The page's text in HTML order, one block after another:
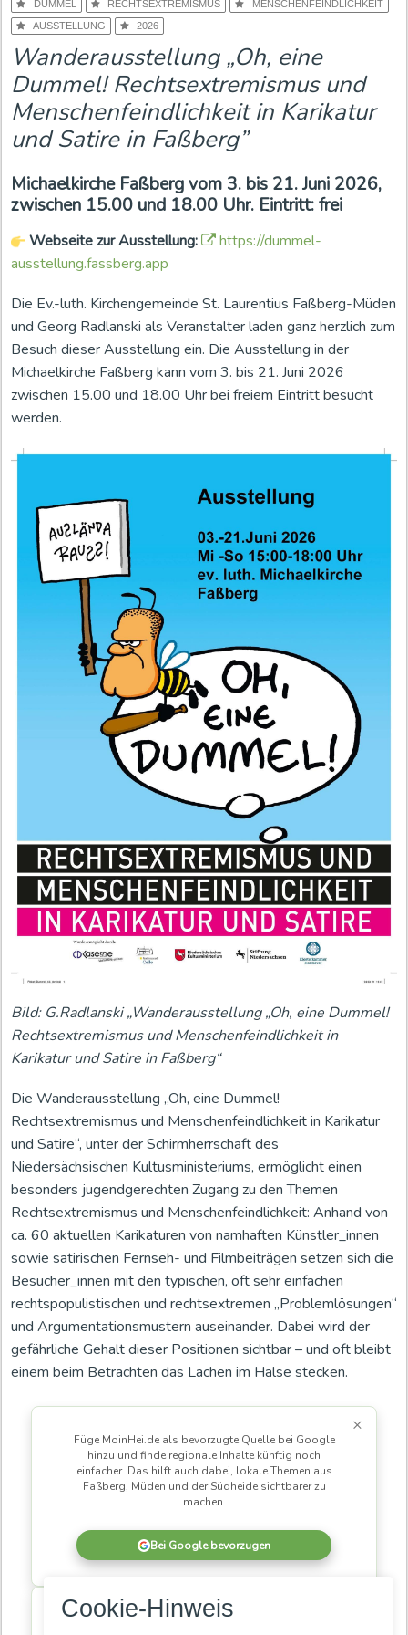
Cookie-Hinweis
DUMMEL RECHTSEXTREMISMUS
MENSCHENFEINDLICHKEIT
AUSSTELLUNG
2026
Wanderausstellung „Oh, eine
Dummel! Rechtsextremismus und
Menschenfeindlichkeit in Karikatur
und Satire in Faßberg”
Michaelkirche Faßberg vom 3. bis 21. Juni 2026,
zwischen 15.00 und 18.00 Uhr. Eintritt: frei
Webseite zur Ausstellung:
https://dummel-
ausstellung.fassberg.app
Die Ev.-luth. Kirchengemeinde St. Laurentius Faßberg-Müden
und Georg Radlanski als Veranstalter laden ganz herzlich zum
Besuch dieser Ausstellung ein. Die Ausstellung in der
Michaelkirche Faßberg kann vom 3. bis 21. Juni 2026
zwischen 15.00 und 18.00 Uhr bei freiem Eintritt besucht
werden.
Bild: G.Radlanski „Wanderausstellung „Oh, eine Dummel!
Rechtsextremismus und Menschenfeindlichkeit in
Karikatur und Satire in Faßberg“
Die Wanderausstellung „Oh, eine Dummel!
Rechtsextremismus und Menschenfeindlichkeit in Karikatur
und Satire“, unter der Schirmherrschaft des
Niedersächsischen Kultusministeriums, ermöglicht einen
besonders jugendgerechten Zugang zu den Themen
Rechtsextremismus und Menschenfeindlichkeit: Anhand von
ca. 60 aktuellen Karikaturen von namhaften Künstler_innen
sowie satirischen Fernseh- und Filmbeiträgen setzen sich die
Besucher_innen mit den typischen, oft sehr einfachen
rechtspopulistischen und rechtsextremen „Problemlösungen“
und Argumentationsmustern auseinander. Dabei wird der
gefährliche Gehalt dieser Positionen sichtbar – und oft bleibt
einem beim Betrachten das Lachen im Halse stecken.
×
Füge MoinHei.de als bevorzugte Quelle bei Google
hinzu und finde regionale Inhalte künftig noch
einfacher. Das hilft auch dabei, lokale Themen aus
Faßberg, Müden und der Südheide sichtbarer zu
machen.
Bei Google bevorzugen
MoinHei.de betreibe ich kostenlos, damit regionale